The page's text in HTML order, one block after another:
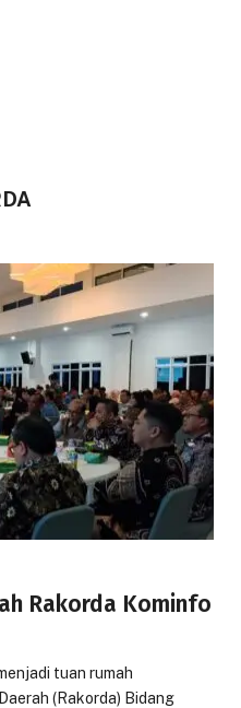
Rakorda Kominfo
tuan rumah
(Rakorda) Bidang